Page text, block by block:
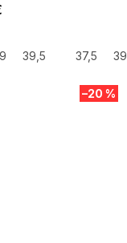
39,5 40 40,5
37,5 39
–20 %